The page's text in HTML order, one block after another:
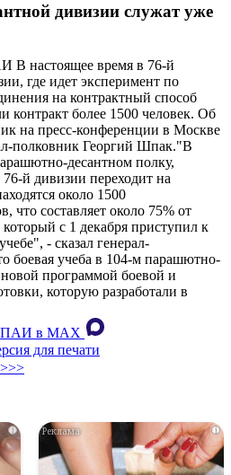
дивизии служат уже
В настоящее время в 76-й
где идет эксперимент по
на контрактный способ
контракт более 1500 человек. Об
на пресс-конференции в Москве
полковник Георгий Шпак."В
десантном полку,
й дивизии переходит на
около 1500
что составляет около 75% от
с 1 декабря приступил к
- сказал генерал-
боевая учеба в 104-м парашютно-
программой боевой и
которую разработали в
ПАИ в MAХ
для печати
i i